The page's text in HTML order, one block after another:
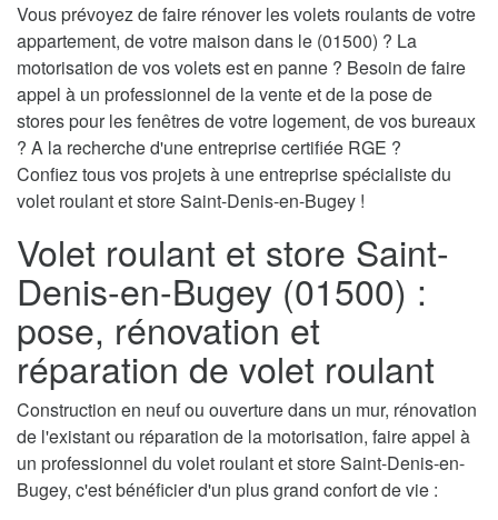
Vous prévoyez de faire rénover les volets roulants de votre
appartement, de votre maison dans le (01500) ? La
motorisation de vos volets est en panne ? Besoin de faire
appel à un professionnel de la vente et de la pose de
stores pour les fenêtres de votre logement, de vos bureaux
? A la recherche d'une entreprise certifiée RGE ?
Confiez tous vos projets à une entreprise spécialiste du
volet roulant et store Saint-Denis-en-Bugey !
Volet roulant et store Saint-
Denis-en-Bugey (01500) :
pose, rénovation et
réparation de volet roulant
Construction en neuf ou ouverture dans un mur, rénovation
de l'existant ou réparation de la motorisation, faire appel à
un professionnel du volet roulant et store Saint-Denis-en-
Bugey, c'est bénéficier d'un plus grand confort de vie :